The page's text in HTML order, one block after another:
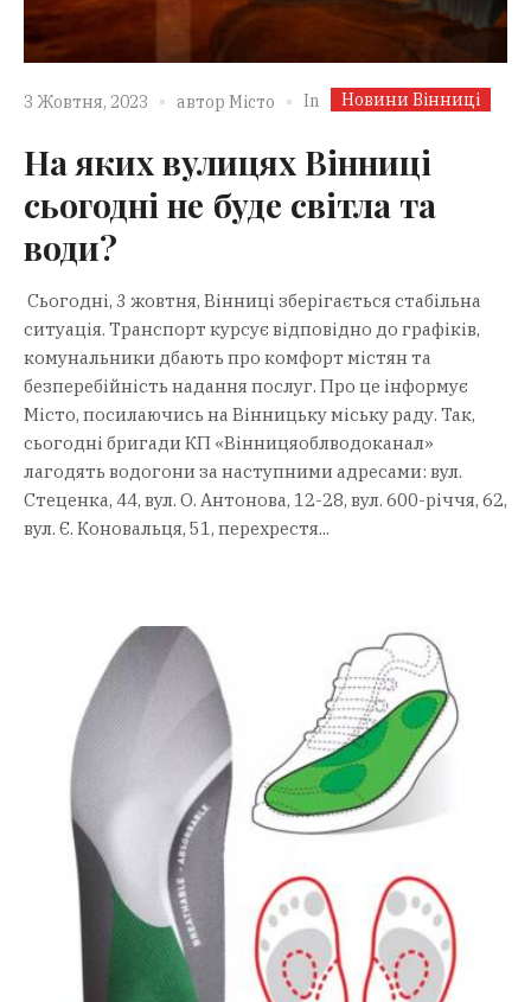
3 Жовтня, 2023 автор Місто In Новини Вінниці
На яких вулицях Вінниці
сьогодні не буде світла та
води?
Сьогодні, 3 жовтня, Вінниці зберігається стабільна
ситуація. Транспорт курсує відповідно до графіків,
комунальники дбають про комфорт містян та
безперебійність надання послуг. Про це інформує
Місто, посилаючись на Вінницьку міську раду. Так,
сьогодні бригади КП «Вінницяоблводоканал»
лагодять водогони за наступними адресами: вул.
Стеценка, 44, вул. О. Антонова, 12-28, вул. 600-річчя, 62,
вул. Є. Коновальця, 51, перехрестя...